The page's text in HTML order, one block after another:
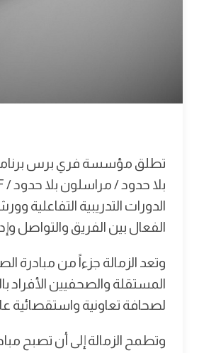
الدورات التدريبية التفاعلية
الفعال بين الفريق والتواصل
المستقلة والصحفيين الأفراد
لصحافة تعاونية واستقصائية
وتطمح الزمالة إلى أن تصبح